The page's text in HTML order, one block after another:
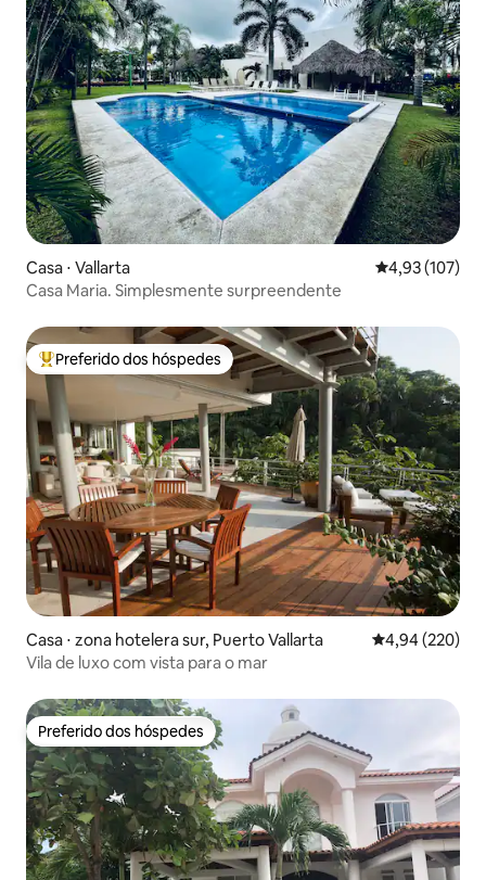
Casa ⋅ Vallarta 4,93 de uma
4,93 (107)
Casa Maria. Simplesmente surpreendente
Entre os melhores preferidos dos hóspedes
Preferido dos hóspedes
Casa ⋅ zona hotelera sur, Puerto Vallarta 4,94 de uma
4,94 (220)
Vila de luxo com vista para o mar
Preferido dos hóspedes
Preferido dos hóspedes